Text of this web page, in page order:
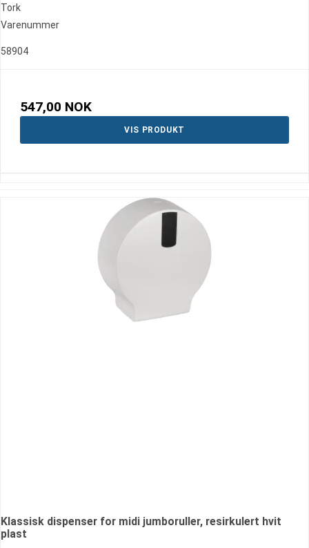
Tork
Varenummer
58904
547,00 NOK
VIS PRODUKT
Klassisk dispenser for midi jumboruller, resirkulert hvit
plast